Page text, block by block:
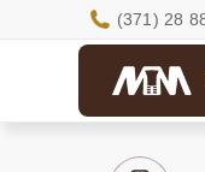
(371) 28